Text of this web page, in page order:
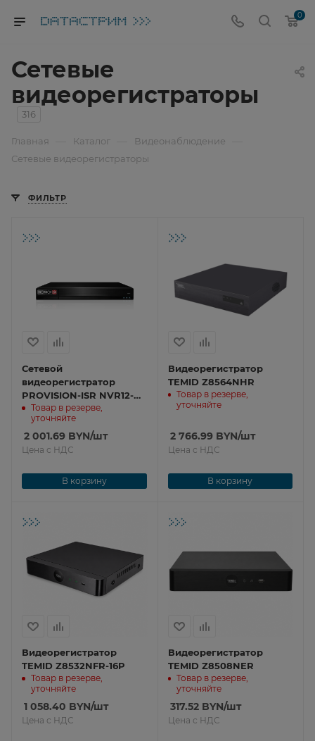
0
Сетевые
видеорегистраторы
316
Главная Каталог Видеонаблюдение
Сетевые видеорегистраторы
ФИЛЬТР
Сетевой
видеорегистратор
PROVISION-ISR NVR12-
16400PFAN(1U)
Товар в резерве,
уточняйте
2 001.69 BYN/шт
Цена с НДС
В корзину
Видеорегистратор
TEMID Z8564NHR
Товар в резерве,
уточняйте
2 766.99BYN/шт
Цена с НДС
В корзину
Видеорегистратор
TEMID Z8532NFR-16P
Товар в резерве,
уточняйте
1 058.40 BYN/шт
Цена с НДС
Видеорегистратор
TEMID Z8508NER
Товар в резерве,
уточняйте
317.52BYN/шт
Цена с НДС